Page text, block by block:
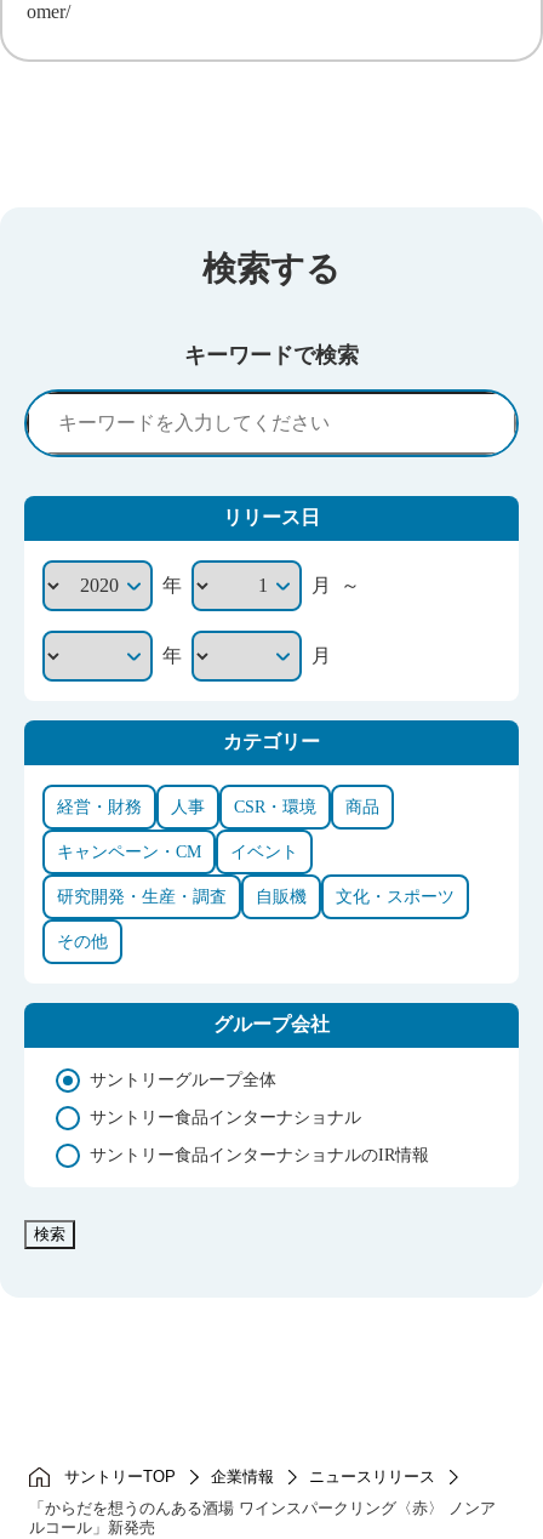
サントリーTOP 企業情報
ニュースリリース
「からだを想うのんある酒場 ワインスパークリング〈赤〉 ノンア
ルコール」新発売
omer/
検索する
キーワードで検索
リリース日
年 月 ～
年 月
カテゴリー
経営・財務 人事 CSR・環境 商品
キャンペーン・CM イベント
研究開発・生産・調査 自販機 文化・スポーツ
その他
グループ会社
サントリーグループ全体
サントリー食品インターナショナル
サントリー食品インターナショナルのIR情報
検索